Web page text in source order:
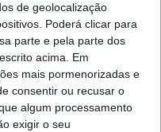
de geolocalização
Poderá clicar para
parte e pela parte dos
acima. Em
mais pormenorizadas e
consentir ou recusar o
algum processamento
exigir o seu
– a experiência